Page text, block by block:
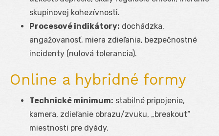
skupinovej kohezívnosti.
Procesové indikátory: dochádzka,
angažovanosť, miera zdieľania, bezpečnostné
incidenty (nulová tolerancia).
Online a hybridné formy
Technické minimum: stabilné pripojenie,
kamera, zdieľanie obrazu/zvuku, „breakout“
miestnosti pre dyády.